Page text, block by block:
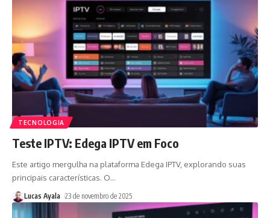
TECNOLOGIA
Teste IPTV: Edega IPTV em Foco
Este artigo mergulha na plataforma Edega IPTV, explorando suas
principais características. O…
Lucas Ayala 23 de novembro de 2025